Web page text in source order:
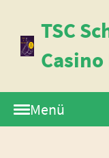
TSC
Casino
Menü